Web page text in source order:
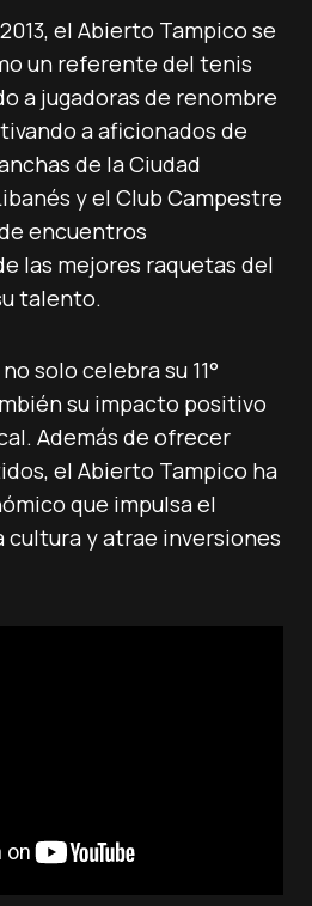
el Abierto Tampico se
un referente del tenis
a jugadoras de renombre
a aficionados de
de la Ciudad
y el Club Campestre
encuentros
las mejores raquetas del
talento.
solo celebra su 11°
su impacto positivo
Además de ofrecer
el Abierto Tampico ha
que impulsa el
y atrae inversiones